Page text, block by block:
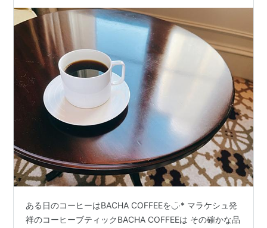
ある日のコーヒーはBACHA COFFEEを◡̈‧* マラケシュ発
祥のコーヒーブティックBACHA COFFEEは その確かな品